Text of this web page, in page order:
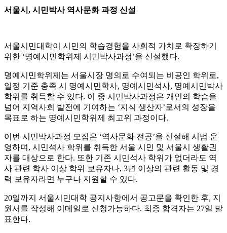
서울시, 시민박사 역사문화 과정 신설
서울시민대학이 시민의 학습경험을 사회적 가치로 확장하기
위한 ‘명예시민학위제 시민박사과정’을 신설했다.
명예시민학위제는 서울시장 명의로 수여되는 비공인 학위로,
일정 기준 충족 시 명예시민학사, 명예시민석사, 명예시민박사
학위를 취득할 수 있다. 이 중 시민박사과정은 개인의 학습을
넘어 지역사회 발전에 기여하는 ‘지식 생산자’로서의 성장을
목표로 하는 명예시민학위제 최고위 과정이다.
이번 시민박사과정 모집은 ‘역사문화 전공’을 신설해 시범 운
영하며, 시민석사 학위를 취득한 서울 시민 및 서울시 생활권
자를 대상으로 한다. 또한 기존 시민석사 학위가 없더라도 역
사 관련 학사 이상 학위 보유자나, 3년 이상의 관련 활동 및 경
력 보유자라면 누구나 지원할 수 있다.
20일까지 서울시민대학 공지사항에서 공고문을 확인한 후, 지
원서를 작성해 이메일로 신청가능하다. 최종 합격자는 27일 발
표한다.